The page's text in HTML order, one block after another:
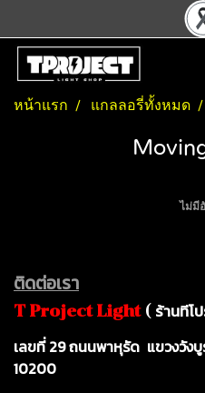
หน้าแรก แกลลอรี่ทั้งหมด
ไม่มี
ติดต่อเรา
T Project Light ( ร้านทีโ
เลขที่ 29 ถนนพาหุรัด แขวงวัง
10200